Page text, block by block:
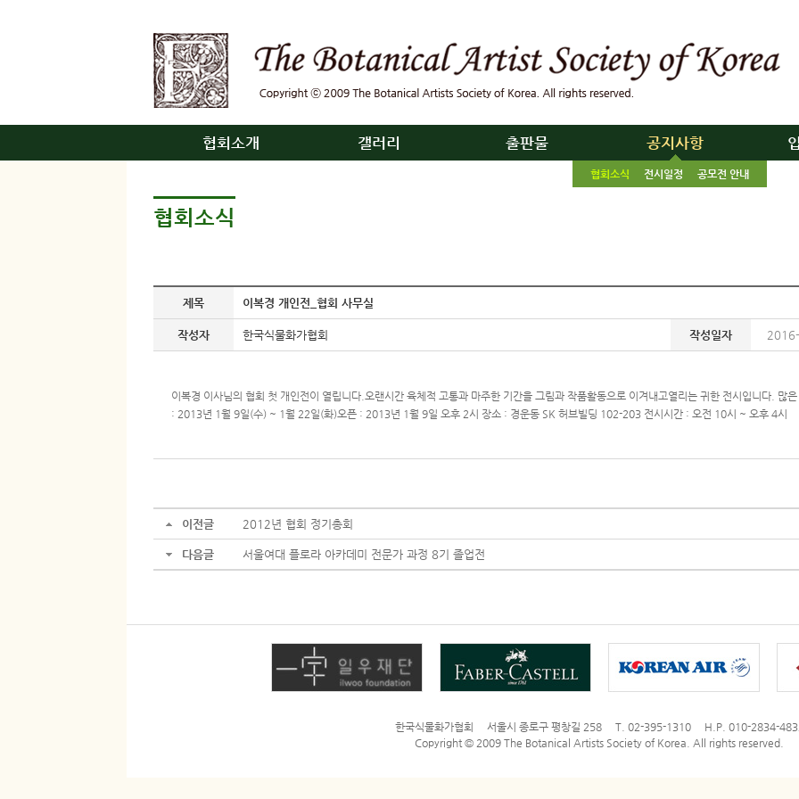
협회소개 갤러리 출판물 공지사항
협회소식 전시일정 공모전 안내
협회소식
제목 이복경 개인전_협회 사무실
작성자 한국식물화가협회 작성일자
이복경 이사님의 협회 첫 개인전이 열립니다.오랜시간 육체적 고통과 마주한 기간을 그림과 작품활동으로 이겨내고열리는 귀한 전시입니다. 많
: 2013년 1월 9일(수) ~ 1월 22일(화)오픈 : 2013년 1월 9일 오후 2시 장소 : 경운동 SK 허브빌딩 102-203 전시시간 : 오전 10시 ~ 오후 4시
이전글 2012년 협회 정기총회
다음글 서울여대 플로라 아카데미 전문가 과정 8기 졸업전
한국식물화가협회 서울시 종로구 평창길 258 T. 02-395-1310 H.P. 010-2834-
Copyright © 2009 The Botanical Artists Society of Korea. All rights reserved.